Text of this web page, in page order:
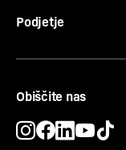
Podjetje
Obiščite nas